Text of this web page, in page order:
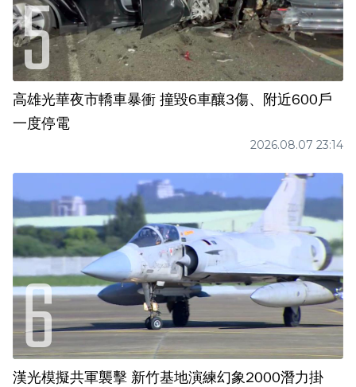
高雄光華夜市轎車暴衝 撞毀6車釀3傷、附近600戶
一度停電
2026.08.07 23:14
漢光模擬共軍襲擊 新竹基地演練幻象2000潛力掛